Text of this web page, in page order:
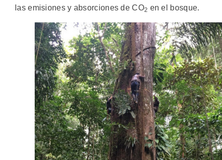
las emisiones y absorciones de CO2 en el bosque.